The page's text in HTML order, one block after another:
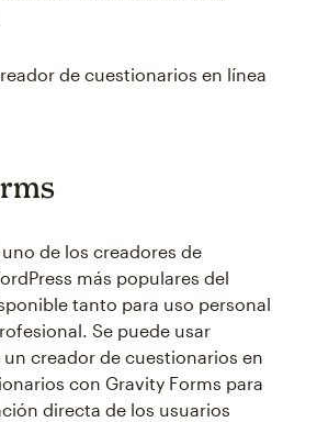
de cuestionarios en línea
de los creadores de
más populares del
tanto para uso personal
Se puede usar
creador de cuestionarios en
con Gravity Forms para
directa de los usuarios